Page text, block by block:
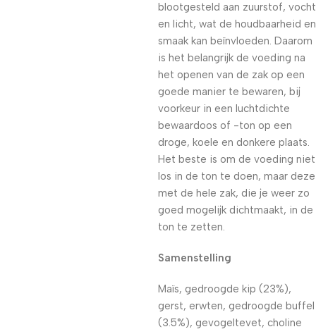
blootgesteld aan zuurstof, vocht
en licht, wat de houdbaarheid en
smaak kan beïnvloeden. Daarom
is het belangrijk de voeding na
het openen van de zak op een
goede manier te bewaren, bij
voorkeur in een luchtdichte
bewaardoos of -ton op een
droge, koele en donkere plaats.
Het beste is om de voeding niet
los in de ton te doen, maar deze
met de hele zak, die je weer zo
goed mogelijk dichtmaakt, in de
ton te zetten.
Samenstelling
Maïs, gedroogde kip (23%),
gerst, erwten, gedroogde buffel
(3.5%), gevogeltevet, choline